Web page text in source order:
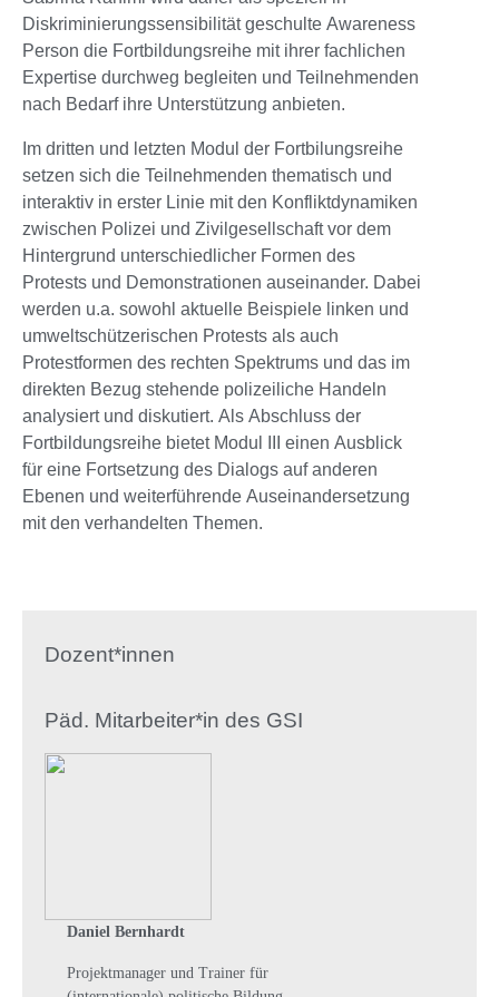
Diskriminierungssensibilität geschulte Awareness
Person die Fortbildungsreihe mit ihrer fachlichen
Expertise durchweg begleiten und Teilnehmenden
nach Bedarf ihre Unterstützung anbieten.
Im dritten und letzten Modul der Fortbilungsreihe
setzen sich die Teilnehmenden thematisch und
interaktiv in erster Linie mit den Konfliktdynamiken
zwischen Polizei und Zivilgesellschaft vor dem
Hintergrund unterschiedlicher Formen des
Protests und Demonstrationen auseinander. Dabei
werden u.a. sowohl aktuelle Beispiele linken und
umweltschützerischen Protests als auch
Protestformen des rechten Spektrums und das im
direkten Bezug stehende polizeiliche Handeln
analysiert und diskutiert. Als Abschluss der
Fortbildungsreihe bietet Modul III einen Ausblick
für eine Fortsetzung des Dialogs auf anderen
Ebenen und weiterführende Auseinandersetzung
mit den verhandelten Themen.
Dozent*innen
Päd. Mitarbeiter*in des GSI
Daniel Bernhardt
Projektmanager und Trainer für